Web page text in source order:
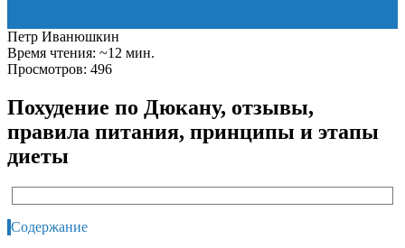
Петр Иванюшкин
Время чтения: ~12 мин.
Просмотров: 496
Похудение по Дюкану, отзывы,
правила питания, принципы и этапы
диеты
Содержание